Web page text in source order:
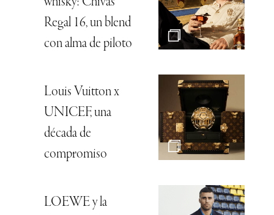
Regal 16, un blend
con alma de piloto
Louis Vuitton x
UNICEF, una
década de
compromiso
LOEWE y la